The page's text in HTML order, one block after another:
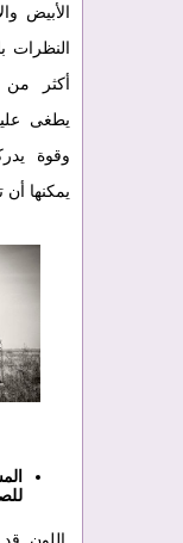
الأبيض
النظرات
أكثر من
يطغى
وقوة
يمكنها أن